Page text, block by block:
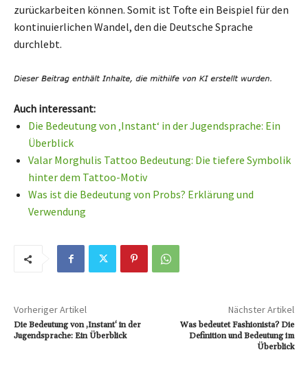
zurückarbeiten können. Somit ist Tofte ein Beispiel für den
kontinuierlichen Wandel, den die Deutsche Sprache
durchlebt.
Auch interessant:
Die Bedeutung von ‚Instant‘ in der Jugendsprache: Ein
Überblick
Valar Morghulis Tattoo Bedeutung: Die tiefere Symbolik
hinter dem Tattoo-Motiv
Was ist die Bedeutung von Probs? Erklärung und
Verwendung
Vorheriger Artikel
Die Bedeutung von ‚Instant‘ in der
Jugendsprache: Ein Überblick
Nächster Artikel
Was bedeutet Fashionista? Die
Definition und Bedeutung im
Überblick